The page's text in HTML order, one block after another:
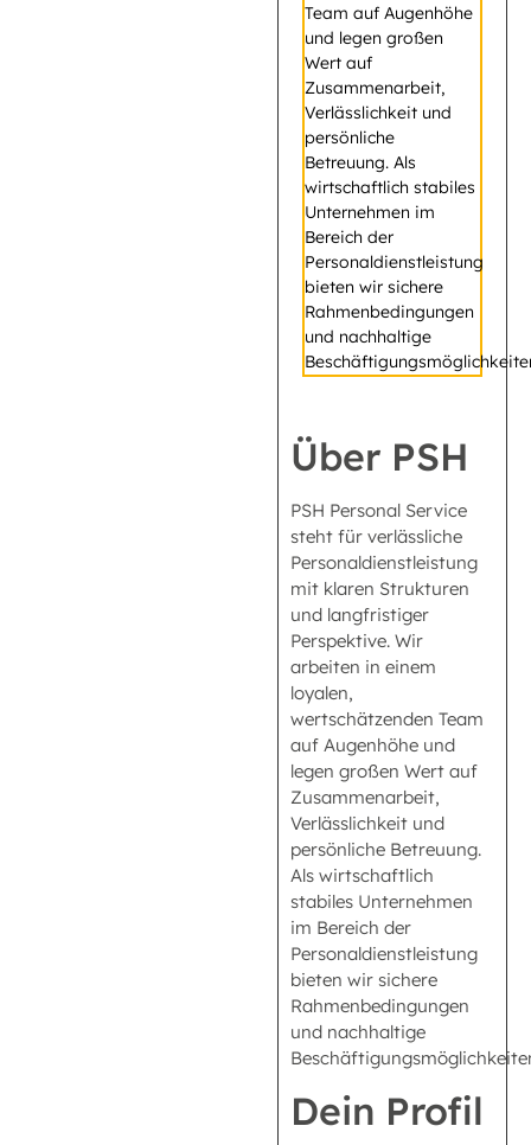
Team auf Augenhöhe
und legen großen
Wert auf
Zusammenarbeit,
Verlässlichkeit und
persönliche
Betreuung. Als
wirtschaftlich stabiles
Unternehmen im
Bereich der
Personaldienstleistung
bieten wir sichere
Rahmenbedingungen
und nachhaltige
Über PSH
PSH Personal Service
steht für verlässliche
Personaldienstleistung
mit klaren Strukturen
und langfristiger
Perspektive. Wir
arbeiten in einem
loyalen,
wertschätzenden Team
auf Augenhöhe und
legen großen Wert auf
Zusammenarbeit,
Verlässlichkeit und
persönliche Betreuung.
Als wirtschaftlich
stabiles Unternehmen
im Bereich der
Personaldienstleistung
bieten wir sichere
Rahmenbedingungen
und nachhaltige
Dein Profil